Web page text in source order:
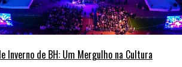
Inverno de BH: Um Mergulho na Cultura